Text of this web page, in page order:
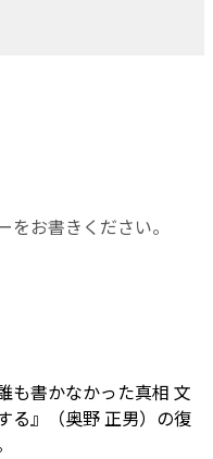
お書きください。
も書かなかった真相 文
る』（奥野 正男）の復